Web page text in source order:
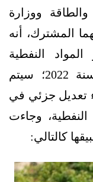
ووزارة
المشترك، أنه
النفطية
المعتمد ضمن ميزانية الدولة لسنة 2022؛ سيتم
مارس/آذار 2022 إجراء تعديل جزئي في
النفطية، وجاءت
كالتالي: